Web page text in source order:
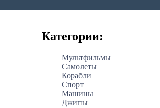
Категории:
Мультфильмы
Самолеты
Корабли
Спорт
Машины
Джипы